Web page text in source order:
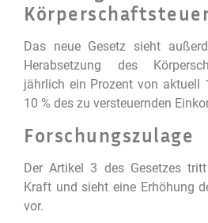
Das neue Gesetz sieht
Herabsetzung des
jährlich ein Prozent von
10 % des zu versteuernden
Forschungszulage
Der Artikel 3 des Gesetzes
Kraft und sieht eine Erhöhung
vor.